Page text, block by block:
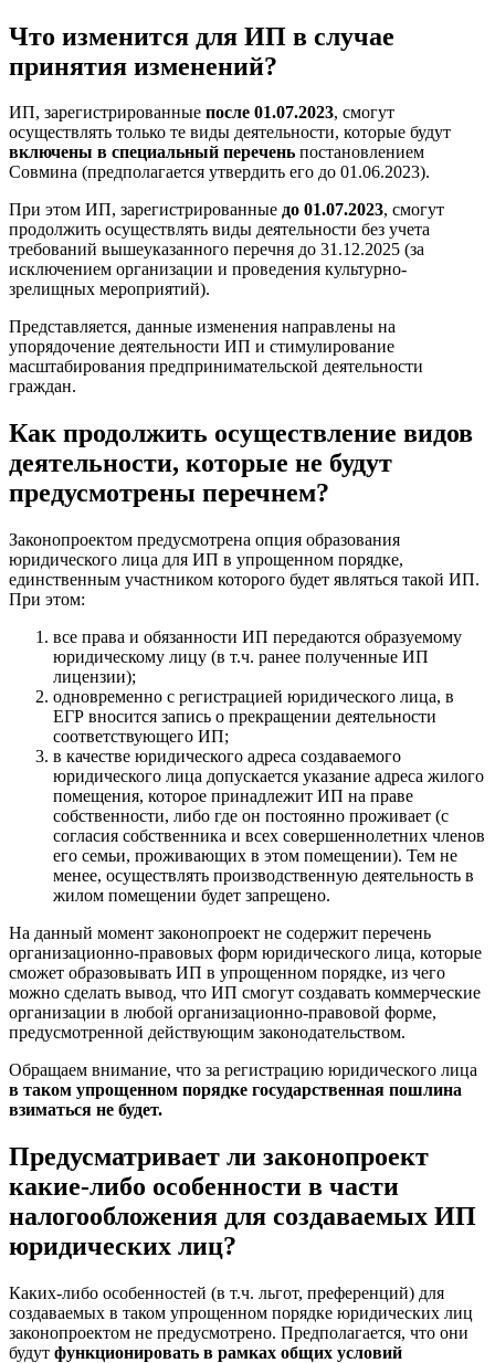
Что изменится для ИП в случае
принятия изменений?
ИП, зарегистрированные после 01.07.2023, смогут
осуществлять только те виды деятельности, которые будут
включены в специальный перечень постановлением
Совмина (предполагается утвердить его до 01.06.2023).
При этом ИП, зарегистрированные до 01.07.2023, смогут
продолжить осуществлять виды деятельности без учета
требований вышеуказанного перечня до 31.12.2025 (за
исключением организации и проведения культурно-
зрелищных мероприятий).
Представляется, данные изменения направлены на
упорядочение деятельности ИП и стимулирование
масштабирования предпринимательской деятельности
граждан.
Как продолжить осуществление видов
деятельности, которые не будут
предусмотрены перечнем?
Законопроектом предусмотрена опция образования
юридического лица для ИП в упрощенном порядке,
единственным участником которого будет являться такой ИП.
При этом:
все права и обязанности ИП передаются образуемому
юридическому лицу (в т.ч. ранее полученные ИП
лицензии);
одновременно с регистрацией юридического лица, в
ЕГР вносится запись о прекращении деятельности
соответствующего ИП;
в качестве юридического адреса создаваемого
юридического лица допускается указание адреса жилого
помещения, которое принадлежит ИП на праве
собственности, либо где он постоянно проживает (с
согласия собственника и всех совершеннолетних членов
его семьи, проживающих в этом помещении). Тем не
менее, осуществлять производственную деятельность в
жилом помещении будет запрещено.
На данный момент законопроект не содержит перечень
организационно-правовых форм юридического лица, которые
сможет образовывать ИП в упрощенном порядке, из чего
можно сделать вывод, что ИП смогут создавать коммерческие
организации в любой организационно-правовой форме,
предусмотренной действующим законодательством.
Обращаем внимание, что за регистрацию юридического лица
в таком упрощенном порядке государственная пошлина
взиматься не будет.
Предусматривает ли законопроект
какие-либо особенности в части
налогообложения для создаваемых ИП
юридических лиц?
Каких-либо особенностей (в т.ч. льгот, преференций) для
создаваемых в таком упрощенном порядке юридических лиц
законопроектом не предусмотрено. Предполагается, что они
будут функционировать в рамках общих условий